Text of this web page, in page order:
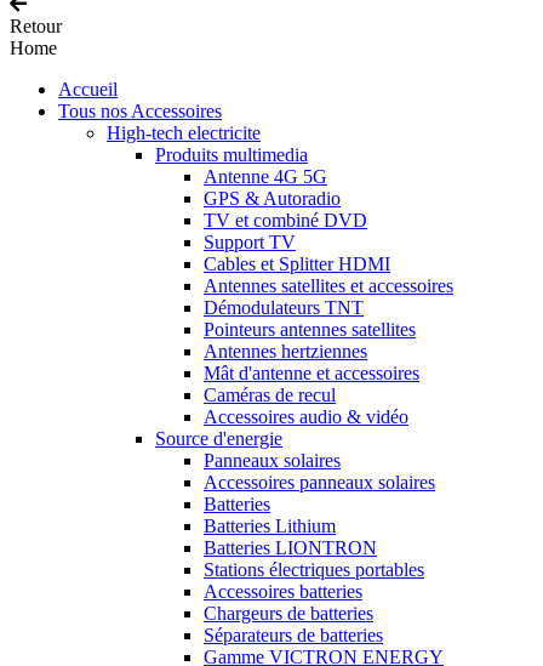
Retour
Home
Accueil
Tous nos Accessoires
High-tech electricite
Produits multimedia
Antenne 4G 5G
GPS & Autoradio
TV et combiné DVD
Support TV
Cables et Splitter HDMI
Antennes satellites et accessoires
Démodulateurs TNT
Pointeurs antennes satellites
Antennes hertziennes
Mât d'antenne et accessoires
Caméras de recul
Accessoires audio & vidéo
Source d'energie
Panneaux solaires
Accessoires panneaux solaires
Batteries
Batteries Lithium
Batteries LIONTRON
Stations électriques portables
Accessoires batteries
Chargeurs de batteries
Séparateurs de batteries
Gamme VICTRON ENERGY